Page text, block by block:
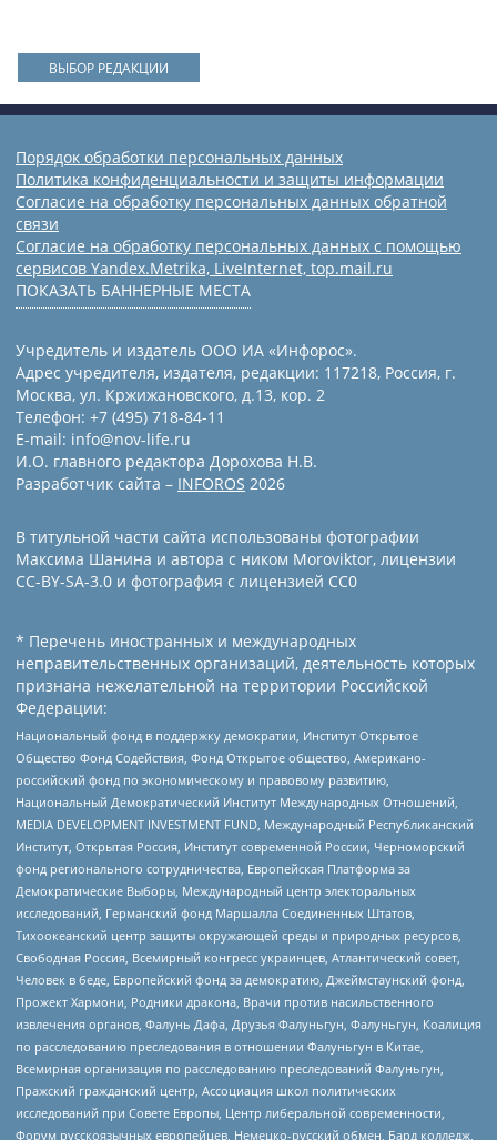
ВЫБОР РЕДАКЦИИ
Порядок обработки персональных данных
Политика конфиденциальности и защиты информации
Согласие на обработку персональных данных обратной
связи
Согласие на обработку персональных данных с помощью
сервисов Yandex.Metrika, LiveInternet, top.mail.ru
ПОКАЗАТЬ БАННЕРНЫЕ МЕСТА
Учредитель и издатель ООО ИА «Инфорос».
Адрес учредителя, издателя, редакции: 117218, Россия, г.
Москва, ул. Кржижановского, д.13, кор. 2
Телефон: +7 (495) 718-84-11
E-mail: info@nov-life.ru
И.О. главного редактора Дорохова Н.В.
Разработчик сайта – INFOROS 2026
В титульной части сайта использованы фотографии
Максима Шанина и автора с ником Moroviktor, лицензии
CC-BY-SA-3.0 и фотография с лицензией СС0
* Перечень иностранных и международных
неправительственных организаций, деятельность которых
признана нежелательной на территории Российской
Федерации:
Национальный фонд в поддержку демократии, Институт Открытое
Общество Фонд Содействия, Фонд Открытое общество, Американо-
российский фонд по экономическому и правовому развитию,
Национальный Демократический Институт Международных Отношений,
MEDIA DEVELOPMENT INVESTMENT FUND, Международный Республиканский
Институт, Открытая Россия, Институт современной России, Черноморский
фонд регионального сотрудничества, Европейская Платформа за
Демократические Выборы, Международный центр электоральных
исследований, Германский фонд Маршалла Соединенных Штатов,
Тихоокеанский центр защиты окружающей среды и природных ресурсов,
Свободная Россия, Всемирный конгресс украинцев, Атлантический совет,
Человек в беде, Европейский фонд за демократию, Джеймстаунский фонд,
Прожект Хармони, Родники дракона, Врачи против насильственного
извлечения органов, Фалунь Дафа, Друзья Фалуньгун, Фалуньгун, Коалиция
по расследованию преследования в отношении Фалуньгун в Китае,
Всемирная организация по расследованию преследований Фалуньгун,
Пражский гражданский центр, Ассоциация школ политических
исследований при Совете Европы, Центр либеральной современности,
Форум русскоязычных европейцев, Немецко-русский обмен, Бард колледж,